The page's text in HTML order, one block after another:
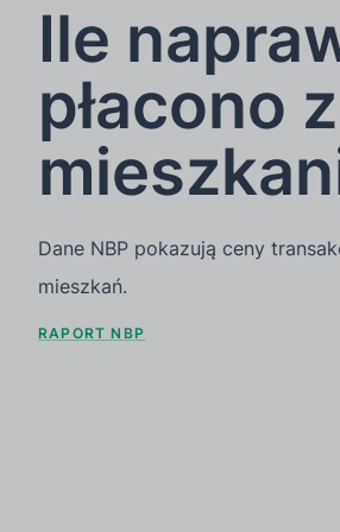
Ile
płacono
Dane NBP pokazują ceny
mieszkań.
RAPORT NBP